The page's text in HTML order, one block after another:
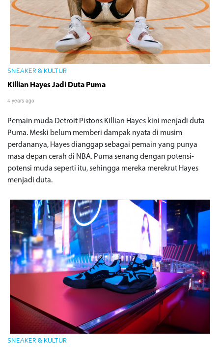
SNEAKER & KULTUR
Killian Hayes Jadi Duta Puma
4 years ago
Pemain muda Detroit Pistons Killian Hayes kini menjadi duta
Puma. Meski belum memberi dampak nyata di musim
perdananya, Hayes dianggap sebagai pemain yang punya
masa depan cerah di NBA. Puma senang dengan potensi-
potensi muda seperti itu, sehingga mereka merekrut Hayes
menjadi duta.
SNEAKER & KULTUR